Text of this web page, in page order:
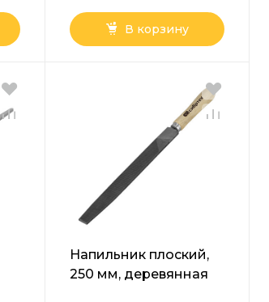
В корзину
Напильник плоский,
250 мм, деревянная